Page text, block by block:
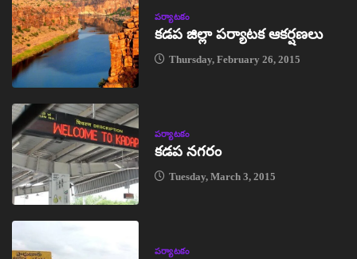
పర్యాటకం
కడప జిల్లా పర్యాటక ఆకర్షణలు
Thursday, February 26, 2015
పర్యాటకం
కడప నగరం
Tuesday, March 3, 2015
పర్యాటకం